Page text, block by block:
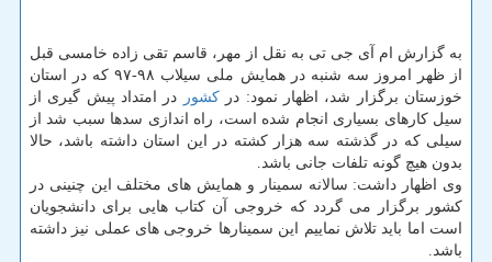
به گزارش ام آی جی تی به نقل از مهر، قاسم تقی زاده خامسی قبل
از ظهر امروز سه شنبه در همایش ملی سیلاب ۹۸-۹۷ كه در استان
خوزستان برگزار شد، اظهار نمود: دركشور
در امتداد پیش گیری از
سیل كارهای بسیاری انجام شده است، راه اندازی سدها سبب شد از
سیلی كه در گذشته سه هزار كشته در این استان داشته باشد، حالا
بدون هیچ گونه تلفات جانی باشد.
وی اظهار داشت: سالانه سمینار و همایش های مختلف این چنینی در
كشور برگزار می گردد كه خروجی آن كتاب هایی برای دانشجویان
است اما باید تلاش نماییم این سمینارها خروجی های عملی نیز داشته
باشد.